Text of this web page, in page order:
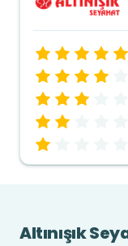
Altınışık